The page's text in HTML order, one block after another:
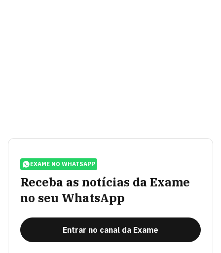
EXAME NO WHATSAPP
Receba as notícias da Exame
no seu WhatsApp
Entrar no canal da Exame